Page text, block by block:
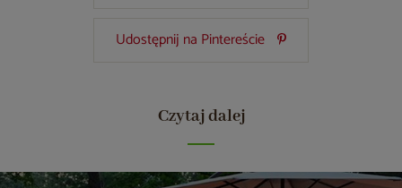
Udostępnij na Pintereście
Czytaj dalej